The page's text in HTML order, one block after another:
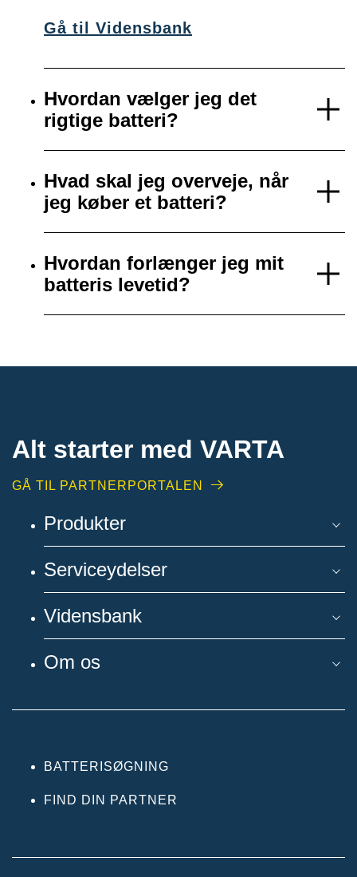
Gå til Vidensbank
Hvordan vælger jeg det
rigtige batteri?
Hvad skal jeg overveje, når
jeg køber et batteri?
Hvordan forlænger jeg mit
batteris levetid?
Alt starter med VARTA​
GÅ TIL PARTNERPORTALEN
Produkter
Serviceydelser
Vidensbank
Om os
BATTERISØGNING
FIND DIN PARTNER